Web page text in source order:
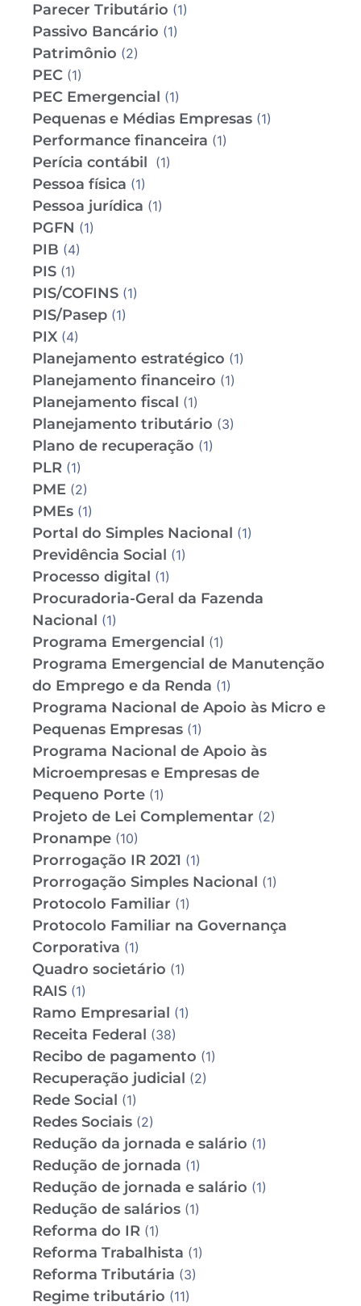
Parecer Tributário (1)
Passivo Bancário (1)
Patrimônio (2)
PEC (1)
PEC Emergencial (1)
Pequenas e Médias Empresas (1)
Performance financeira (1)
Perícia contábil (1)
Pessoa física (1)
Pessoa jurídica (1)
PGFN (1)
PIB (4)
PIS (1)
PIS/COFINS (1)
PIS/Pasep (1)
PIX (4)
Planejamento estratégico (1)
Planejamento financeiro (1)
Planejamento fiscal (1)
Planejamento tributário (3)
Plano de recuperação (1)
PLR (1)
PME (2)
PMEs (1)
Portal do Simples Nacional (1)
Previdência Social (1)
Processo digital (1)
Procuradoria-Geral da Fazenda
Nacional (1)
Programa Emergencial (1)
Programa Emergencial de Manutenção
do Emprego e da Renda (1)
Programa Nacional de Apoio às Micro e
Pequenas Empresas (1)
Programa Nacional de Apoio às
Microempresas e Empresas de
Pequeno Porte (1)
Projeto de Lei Complementar (2)
Pronampe (10)
Prorrogação IR 2021 (1)
Prorrogação Simples Nacional (1)
Protocolo Familiar (1)
Protocolo Familiar na Governança
Corporativa (1)
Quadro societário (1)
RAIS (1)
Ramo Empresarial (1)
Receita Federal (38)
Recibo de pagamento (1)
Recuperação judicial (2)
Rede Social (1)
Redes Sociais (2)
Redução da jornada e salário (1)
Redução de jornada (1)
Redução de jornada e salário (1)
Redução de salários (1)
Reforma do IR (1)
Reforma Trabalhista (1)
Reforma Tributária (3)
Regime tributário (11)